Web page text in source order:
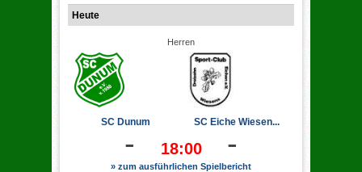
Heute
Herren
SC Dunum SC Eiche Wiesen...
- 18:00 -
» zum ausführlichen Spielbericht